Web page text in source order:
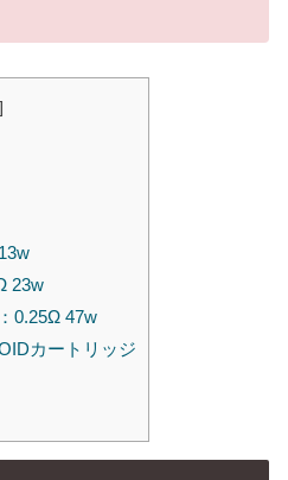
]
23w
0.25Ω 47w
カートリッジ